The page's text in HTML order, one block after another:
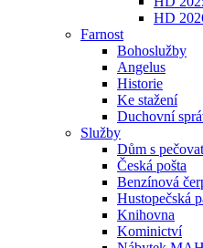
HD
Farnost
Bohoslužby
Angelus
Historie
Ke stažení
Duchovní
Služby
Dům s
Česká pošta
Benzínová
Hustopečská
Knihovna
Kominictví